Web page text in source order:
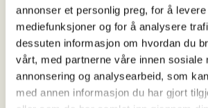
annonser et personlig preg, for å
mediefunksjoner og for å analysere
dessuten informasjon om hvordan du
vårt, med partnerne våre innen sosiale
annonsering og analysearbeid, som
med annen informasjon du har gjort
Frammøte:
Eiganes gravlund kl. 10.15.
Pris:
Gratis for medlemmer, kr 40 for
har vipps: #750011 (merket: Alle